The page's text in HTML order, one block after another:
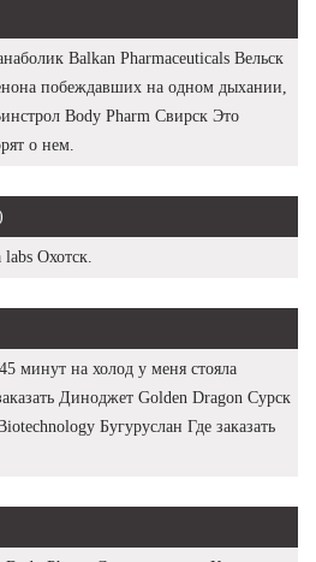
Balkan Pharmaceuticals Вельск
побеждавших на одном дыхании,
Body Pharm Свирск Это
о нем.
Охотск.
минут на холод у меня стояла
Диноджет Golden Dragon Сурск
Бугуруслан Где заказать